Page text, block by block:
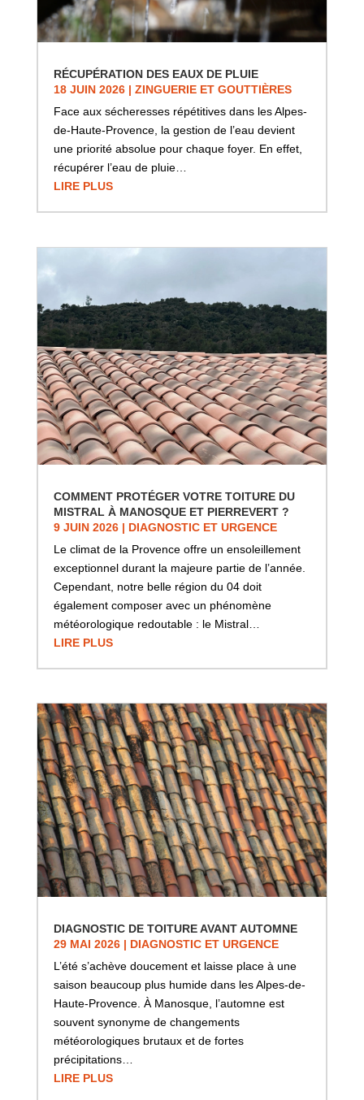
RÉCUPÉRATION DES EAUX DE PLUIE
18 JUIN 2026| ZINGUERIE ET GOUTTIÈRES
Face aux sécheresses répétitives dans les Alpes-
de-Haute-Provence, la gestion de l’eau devient
une priorité absolue pour chaque foyer. En effet,
récupérer l’eau de pluie…
LIRE PLUS
COMMENT PROTÉGER VOTRE TOITURE DU
MISTRAL À MANOSQUE ET PIERREVERT ?
9 JUIN 2026| DIAGNOSTIC ET URGENCE
Le climat de la Provence offre un ensoleillement
exceptionnel durant la majeure partie de l’année.
Cependant, notre belle région du 04 doit
également composer avec un phénomène
météorologique redoutable : le Mistral…
LIRE PLUS
DIAGNOSTIC DE TOITURE AVANT AUTOMNE
29 MAI 2026| DIAGNOSTIC ET URGENCE
L’été s’achève doucement et laisse place à une
saison beaucoup plus humide dans les Alpes-de-
Haute-Provence. À Manosque, l’automne est
souvent synonyme de changements
météorologiques brutaux et de fortes
précipitations…
LIRE PLUS